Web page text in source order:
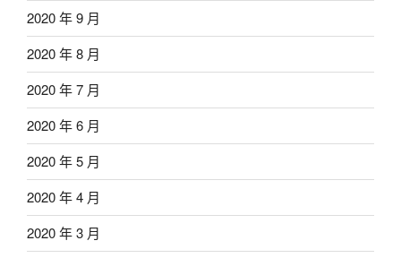
2020 年 9 月
2020 年 8 月
2020 年 7 月
2020 年 6 月
2020 年 5 月
2020 年 4 月
2020 年 3 月